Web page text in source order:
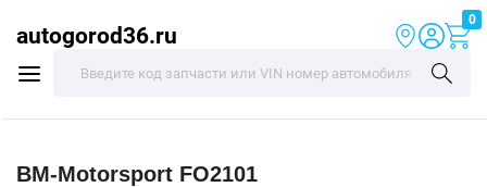
autogorod36.ru
0
BM-Motorsport FO2101